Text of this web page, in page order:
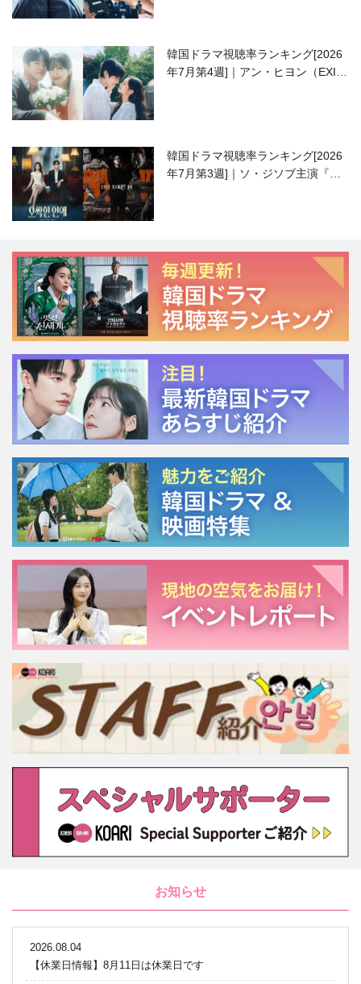
韓国ドラマ視聴率ランキング[2026
年7月第4週]｜アン・ヒヨン（EXID
韓国ドラマ視聴率ランキング[2026
年7月第3週]｜ソ・ジソブ主演『エ
お知らせ
2026.08.04
【休業日情報】8月11日は休業日です